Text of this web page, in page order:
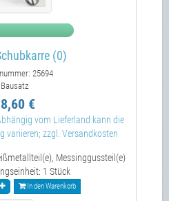
(0)
25694
Bausatz
€
vom Lieferland kann die
variieren; zzgl. Versandkosten
Messinggussteil(e)
1 Stück
In den Warenkorb